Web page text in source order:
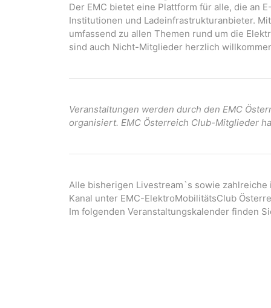
Der EMC bietet eine Plattform für alle, die an
Institutionen und Ladeinfrastrukturanbieter.
umfassend zu allen Themen rund um die
sind auch Nicht-Mitglieder herzlich
Veranstaltungen werden durch den EMC
organisiert. EMC Österreich Club-Mitglieder
Alle bisherigen Livestream`s sowie
Kanal unter EMC-ElektroMobilitätsClub
Im folgenden Veranstaltungskalender finden